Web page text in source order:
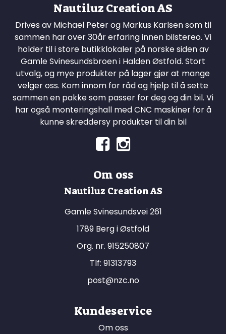
Nautiluz Creation AS
Drives av Michael Peter og Markus Karlsen som til
sammen har over 30år erfaring innen bilstereo. Vi
holder til i store butikklokaler på norske siden av
Gamle Svinesundsbroen i Halden Østfold. Stort
utvalg, og mye produkter på lager gjør at mange
velger oss. Kom innom for råd og hjelp til å sette
sammen en pakke som passer for deg og din bil. Vi
har også monteringshall med CNC maskiner for å
kunne skreddersy produkter til din bil
Om oss
Nautiluz Creation AS
Gamle Svinesundsvei 261
1789 Berg i Østfold
Org. nr. 915250807
Tlf: 91313793
post@nzc.no
Kundeservice
Om oss